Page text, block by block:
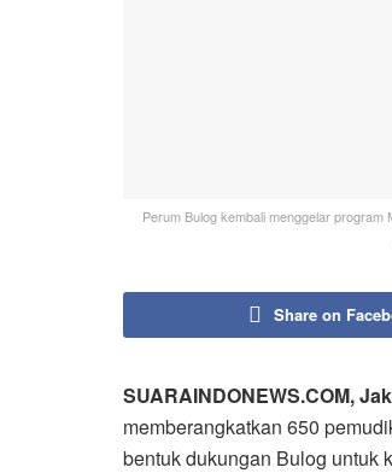
Perum Bulog kembali menggelar
Share on
SUARAINDONEWS.COM,
memberangkatkan 650
bentuk dukungan Bulog untuk